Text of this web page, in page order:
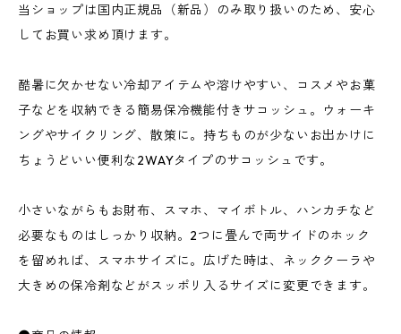
当ショップは国内正規品（新品）のみ取り扱いのため、安心
してお買い求め頂けます。
酷暑に欠かせない冷却アイテムや溶けやすい、コスメやお菓
子などを収納できる簡易保冷機能付きサコッシュ。ウォーキ
ングやサイクリング、散策に。持ちものが少ないお出かけに
ちょうどいい便利な2WAYタイプのサコッシュです。
小さいながらもお財布、スマホ、マイボトル、ハンカチなど
必要なものはしっかり収納。2つに畳んで両サイドのホック
を留めれば、スマホサイズに。広げた時は、ネッククーラや
大きめの保冷剤などがスッポリ入るサイズに変更できます。